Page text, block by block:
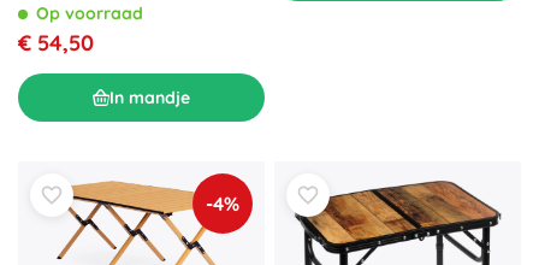
Op voorraad
€ 54,50
In mandje
-4%